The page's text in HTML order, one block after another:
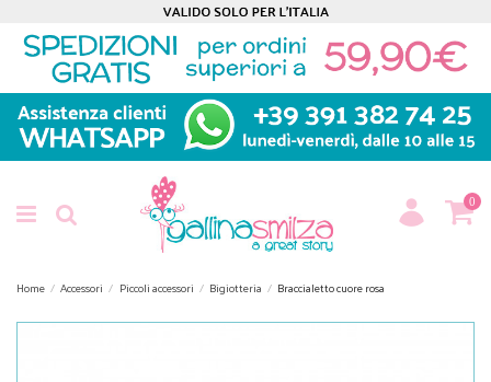
0
Home Accessori Piccoli accessori Bigiotteria Braccialetto cuore rosa